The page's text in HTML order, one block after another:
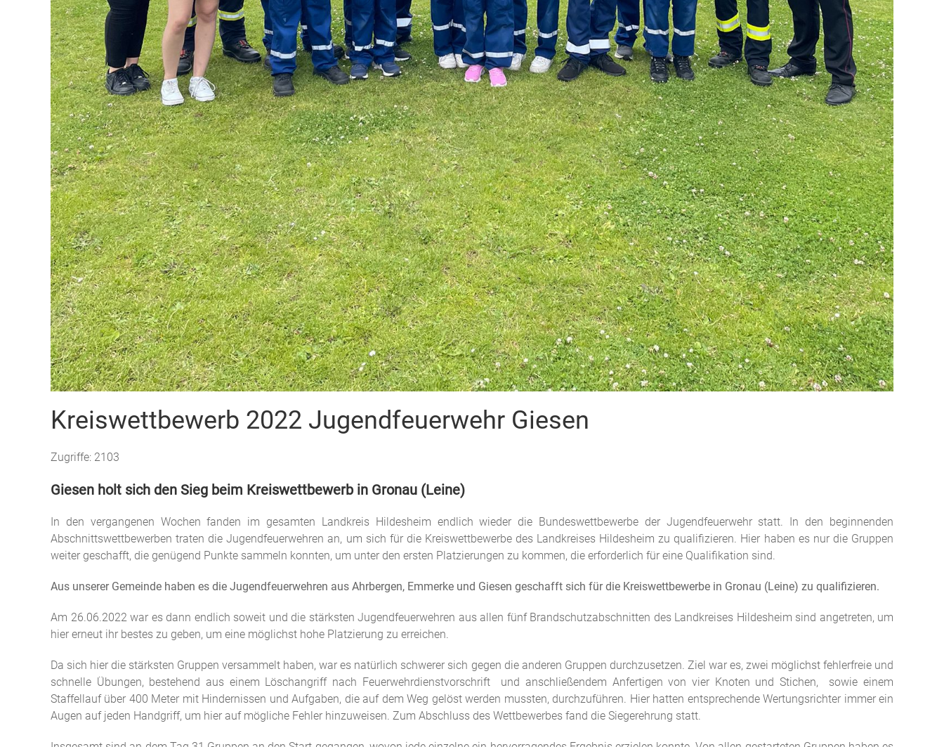
Kreiswettbewerb 2022 Jugendfeuerwehr Giesen
Zugriffe: 2103
Giesen holt sich den Sieg beim Kreiswettbewerb in Gronau (Leine)
In den vergangenen Wochen fanden im gesamten Landkreis Hildesheim endlich wieder die Bundeswettbewerbe der Jugendfeuerwehr statt. In den beginnenden
Abschnittswettbewerben traten die Jugendfeuerwehren an, um sich für die Kreiswettbewerbe des Landkreises Hildesheim zu qualifizieren. Hier haben es nur die Gruppen
weiter geschafft, die genügend Punkte sammeln konnten, um unter den ersten Platzierungen zu kommen, die erforderlich für eine Qualifikation sind.
Aus unserer Gemeinde haben es die Jugendfeuerwehren aus Ahrbergen, Emmerke und Giesen geschafft sich für die Kreiswettbewerbe in Gronau (Leine) zu qualifizieren.
Am 26.06.2022 war es dann endlich soweit und die stärksten Jugendfeuerwehren aus allen fünf Brandschutzabschnitten des Landkreises Hildesheim sind angetreten, um
hier erneut ihr bestes zu geben, um eine möglichst hohe Platzierung zu erreichen.
Da sich hier die stärksten Gruppen versammelt haben, war es natürlich schwerer sich gegen die anderen Gruppen durchzusetzen. Ziel war es, zwei möglichst fehlerfreie und
schnelle Übungen, bestehend aus einem Löschangriff nach Feuerwehrdienstvorschrift und anschließendem Anfertigen von vier Knoten und Stichen, sowie einem
Staffellauf über 400 Meter mit Hindernissen und Aufgaben, die auf dem Weg gelöst werden mussten, durchzuführen. Hier hatten entsprechende Wertungsrichter immer ein
Augen auf jeden Handgriff, um hier auf mögliche Fehler hinzuweisen. Zum Abschluss des Wettbewerbes fand die Siegerehrung statt.